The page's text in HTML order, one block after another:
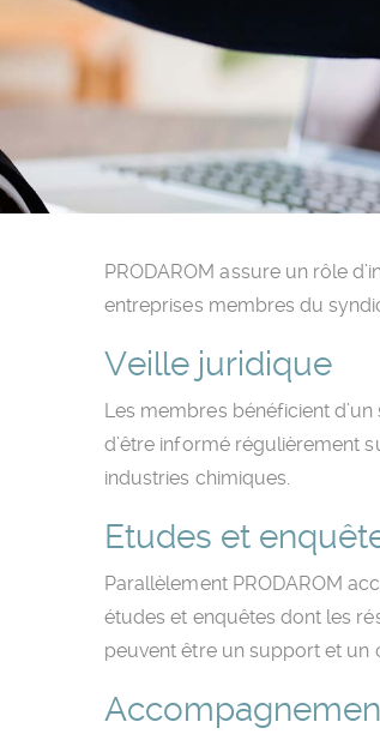
PRODAROM assure un rôle
entreprises membres du
Veille juridique
Les membres bénéficient
d’être informé régulièrement
industries chimiques.
Etudes et
Parallèlement PRODAROM
études et enquêtes dont les
peuvent être un support et un